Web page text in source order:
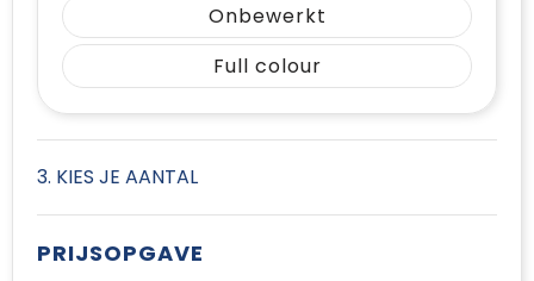
Onbewerkt
Full colour
3. KIES JE AANTAL
PRIJSOPGAVE